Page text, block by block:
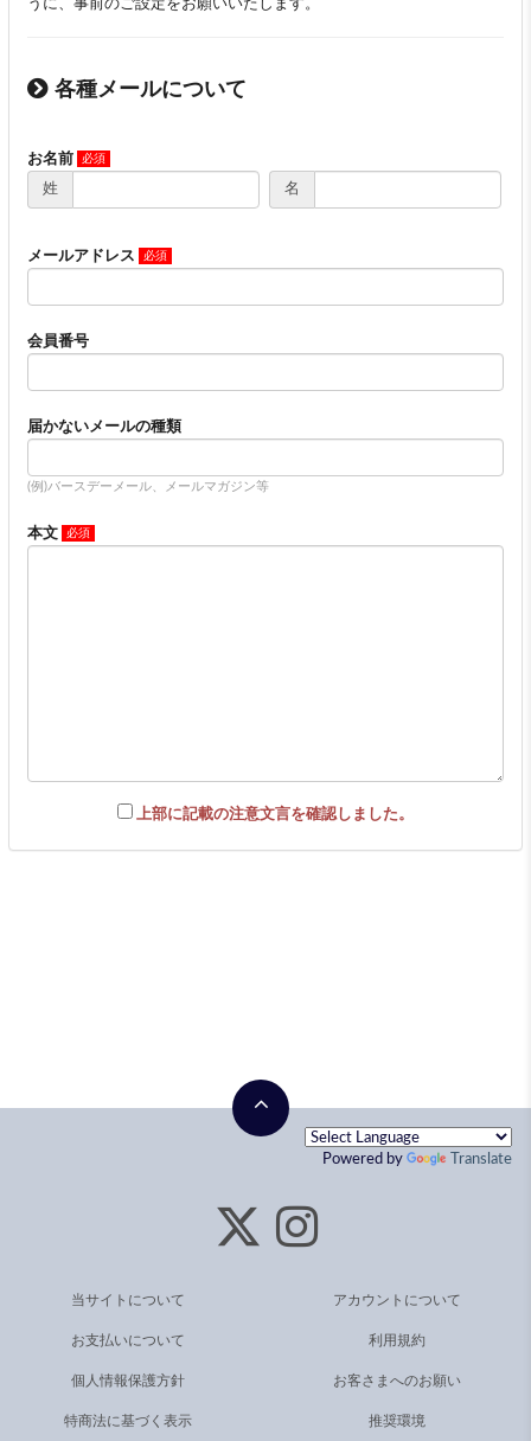
うに、事前のご設定をお願いいたします。
各種メールについて
お名前
姓
名
メールアドレス
会員番号
届かないメールの種類
(例)バースデーメール、メールマガジン等
本文
上部に記載の注意文言を確認しました。
Powered by Translate
当サイトについて アカウントについて
お支払いについて 利用規約
個人情報保護方針 お客さまへのお願い
特商法に基づく表示 推奨環境